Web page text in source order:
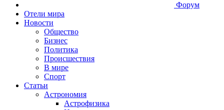
Форум
Отели мира
Новости
Общество
Бизнес
Политика
Происшествия
В мире
Спорт
Статьи
Астрономия
Астрофизика